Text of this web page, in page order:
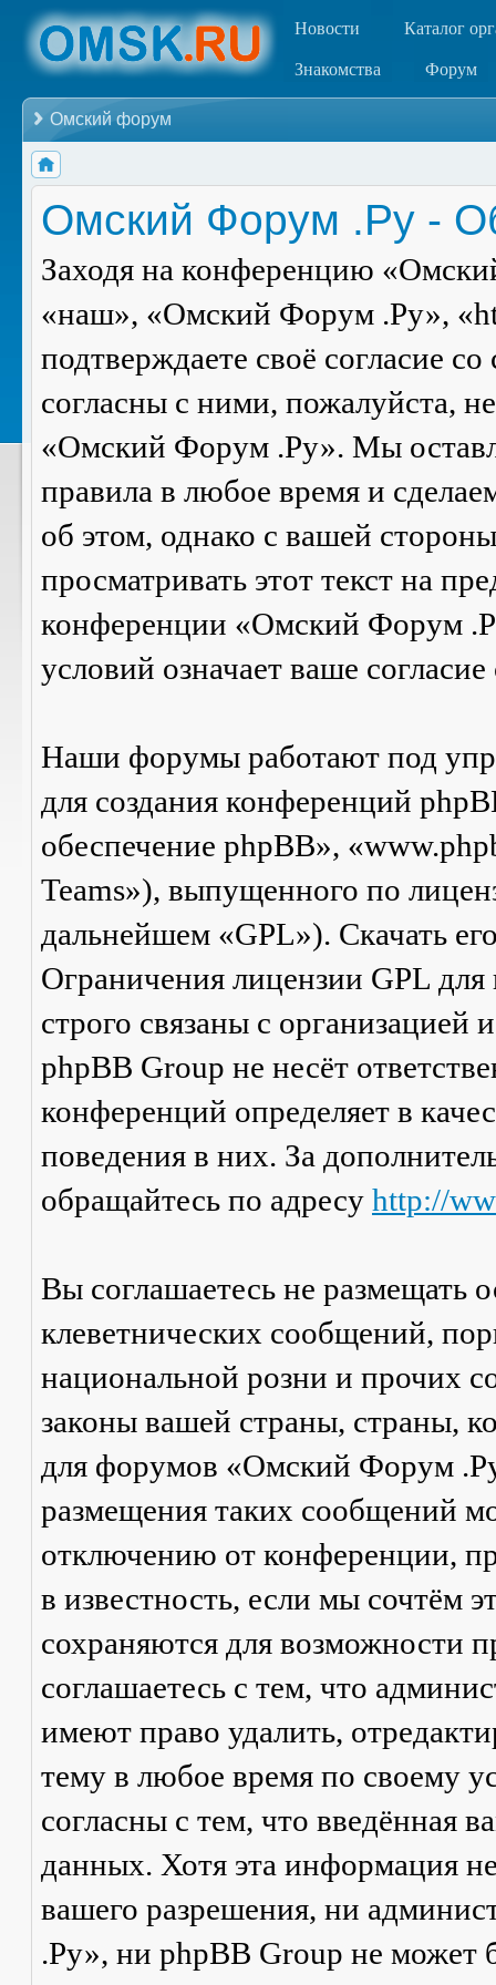
Новости Каталог
Знакомства Форум
Омский форум
Омский Форум .Ру -
Заходя на конференцию
«наш», «Омский Форум .Ру»,
подтверждаете своё согласие
согласны с ними, пожалуйста,
«Омский Форум .Ру». Мы
правила в любое время и
об этом, однако с вашей
просматривать этот текст на
конференции «Омский Форум
условий означает ваше
Наши форумы работают под
для создания конференций
обеспечение phpBB»,
Teams»), выпущенного по
дальнейшем «GPL»). Скачать
Ограничения лицензии GPL
строго связаны с
phpBB Group не несёт
конференций определяет в
поведения в них. За
обращайтесь по адресу http://
Вы соглашаетесь не размещать
клеветнических сообщений,
национальной розни и прочих
законы вашей страны, страны,
для форумов «Омский Форум
размещения таких сообщений
отключению от конференции,
в известность, если мы сочтём
сохраняются для возможности
соглашаетесь с тем, что
имеют право удалить,
тему в любое время по своему
согласны с тем, что введённая
данных. Хотя эта информация
вашего разрешения, ни
.Ру», ни phpBB Group не может